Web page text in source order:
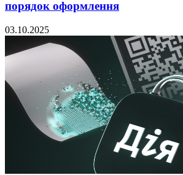
порядок оформлення
03.10.2025